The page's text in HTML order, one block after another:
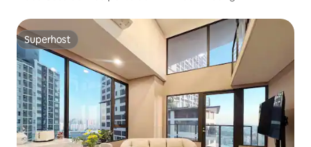
Superhost
Superhost